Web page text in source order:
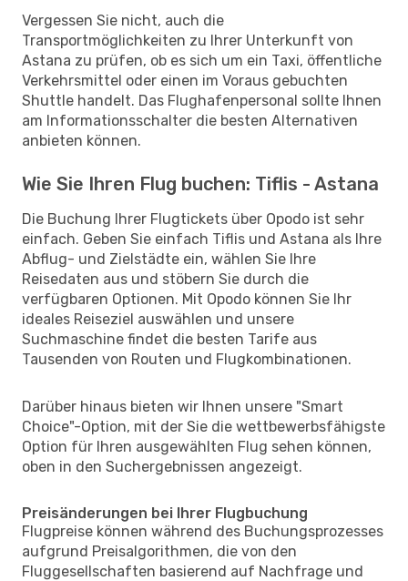
Vergessen Sie nicht, auch die
Transportmöglichkeiten zu Ihrer Unterkunft von
Astana zu prüfen, ob es sich um ein Taxi, öffentliche
Verkehrsmittel oder einen im Voraus gebuchten
Shuttle handelt. Das Flughafenpersonal sollte Ihnen
am Informationsschalter die besten Alternativen
anbieten können.
Wie Sie Ihren Flug buchen: Tiflis - Astana
Die Buchung Ihrer Flugtickets über Opodo ist sehr
einfach. Geben Sie einfach Tiflis und Astana als Ihre
Abflug- und Zielstädte ein, wählen Sie Ihre
Reisedaten aus und stöbern Sie durch die
verfügbaren Optionen. Mit Opodo können Sie Ihr
ideales Reiseziel auswählen und unsere
Suchmaschine findet die besten Tarife aus
Tausenden von Routen und Flugkombinationen.
Darüber hinaus bieten wir Ihnen unsere "Smart
Choice"-Option, mit der Sie die wettbewerbsfähigste
Option für Ihren ausgewählten Flug sehen können,
oben in den Suchergebnissen angezeigt.
Preisänderungen bei Ihrer Flugbuchung
Flugpreise können während des Buchungsprozesses
aufgrund Preisalgorithmen, die von den
Fluggesellschaften basierend auf Nachfrage und